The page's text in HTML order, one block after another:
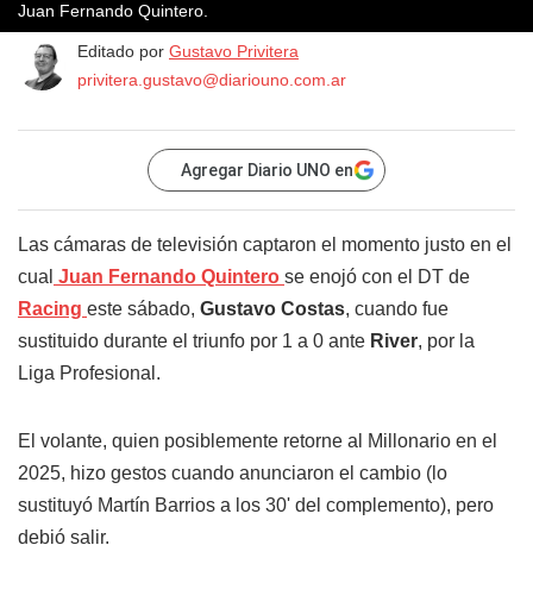
Juan Fernando Quintero.
Editado por Gustavo Privitera
privitera.gustavo@diariouno.com.ar
Agregar Diario UNO en
Las cámaras de televisión captaron el momento justo en el
cual Juan Fernando Quintero se enojó con el DT de
Racing este sábado, Gustavo Costas, cuando fue
sustituido durante el triunfo por 1 a 0 ante River, por la
Liga Profesional.
El volante, quien posiblemente retorne al Millonario en el
2025, hizo gestos cuando anunciaron el cambio (lo
sustituyó Martín Barrios a los 30' del complemento), pero
debió salir.